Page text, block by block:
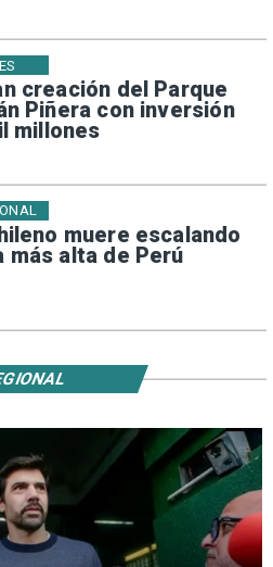
creación del Parque
Piñera con inversión
millones
muere escalando
más alta de Perú